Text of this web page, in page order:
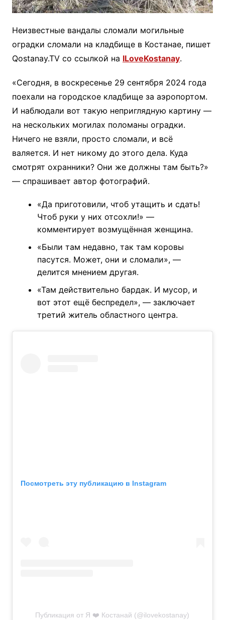
Неизвестные вандалы сломали могильные
оградки сломали на кладбище в Костанае, пишет
Qostanay.TV со ссылкой на ILoveKostanay.
«Сегодня, в воскресенье 29 сентября 2024 года
поехали на городское кладбище за аэропортом.
И наблюдали вот такую неприглядную картину —
на нескольких могилах поломаны оградки.
Ничего не взяли, просто сломали, и всё
валяется. И нет никому до этого дела. Куда
смотрят охранники? Они же должны там быть?»
— спрашивает автор фотографий.
«Да приготовили, чтоб утащить и сдать!
Чтоб руки у них отсохли!» —
комментирует возмущённая женщина.
«Были там недавно, так там коровы
пасутся. Может, они и сломали», —
делится мнением другая.
«Там действительно бардак. И мусор, и
вот этот ещё беспредел», — заключает
третий житель областного центра.
Посмотреть эту публикацию в Instagram
Публикация от Я ❤️ Костанай (@ilovekostanay)